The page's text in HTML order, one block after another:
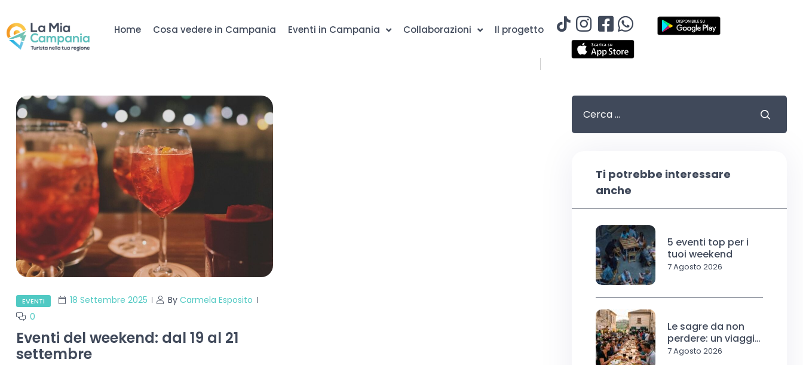
Home Cosa vedere in Campania Eventi in Campania Collaborazioni Il progetto
EVENTI 18 Settembre 2025 By Carmela Esposito
0
Eventi del weekend: dal 19 al 21
settembre
Ti potrebbe interessare
anche
5 eventi top per i
tuoi weekend
7 Agosto 2026
Le sagre da non
perdere: un viaggio
nel gusto e nella
7 Agosto 2026